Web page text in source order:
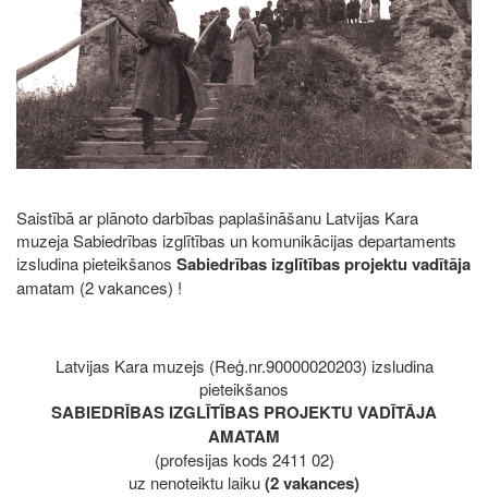
Saistībā ar plānoto darbības paplašināšanu Latvijas Kara
muzeja Sabiedrības izglītības un komunikācijas departaments
izsludina pieteikšanos Sabiedrības izglītības projektu vadītāja
amatam (2 vakances) !
Latvijas Kara muzejs (Reģ.nr.90000020203) izsludina
pieteikšanos
SABIEDRĪBAS IZGLĪTĪBAS PROJEKTU VADĪTĀJA
AMATAM
(profesijas kods 2411 02)
uz nenoteiktu laiku(2 vakances)